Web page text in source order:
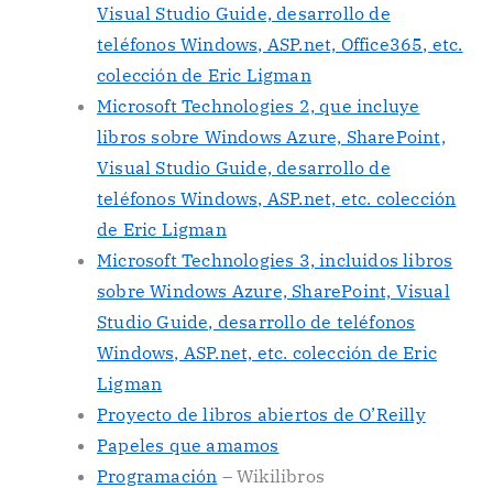
Visual Studio Guide, desarrollo de
teléfonos Windows, ASP.net, Office365, etc.
colección de Eric Ligman
Microsoft Technologies 2, que incluye
libros sobre Windows Azure, SharePoint,
Visual Studio Guide, desarrollo de
teléfonos Windows, ASP.net, etc. colección
de Eric Ligman
Microsoft Technologies 3, incluidos libros
sobre Windows Azure, SharePoint, Visual
Studio Guide, desarrollo de teléfonos
Windows, ASP.net, etc. colección de Eric
Ligman
Proyecto de libros abiertos de O’Reilly
Papeles que amamos
Programación – Wikilibros